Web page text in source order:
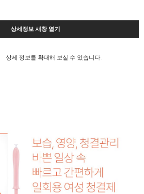
상세정보 새창 열기
상세 정보를 확대해 보실 수 있습니다.